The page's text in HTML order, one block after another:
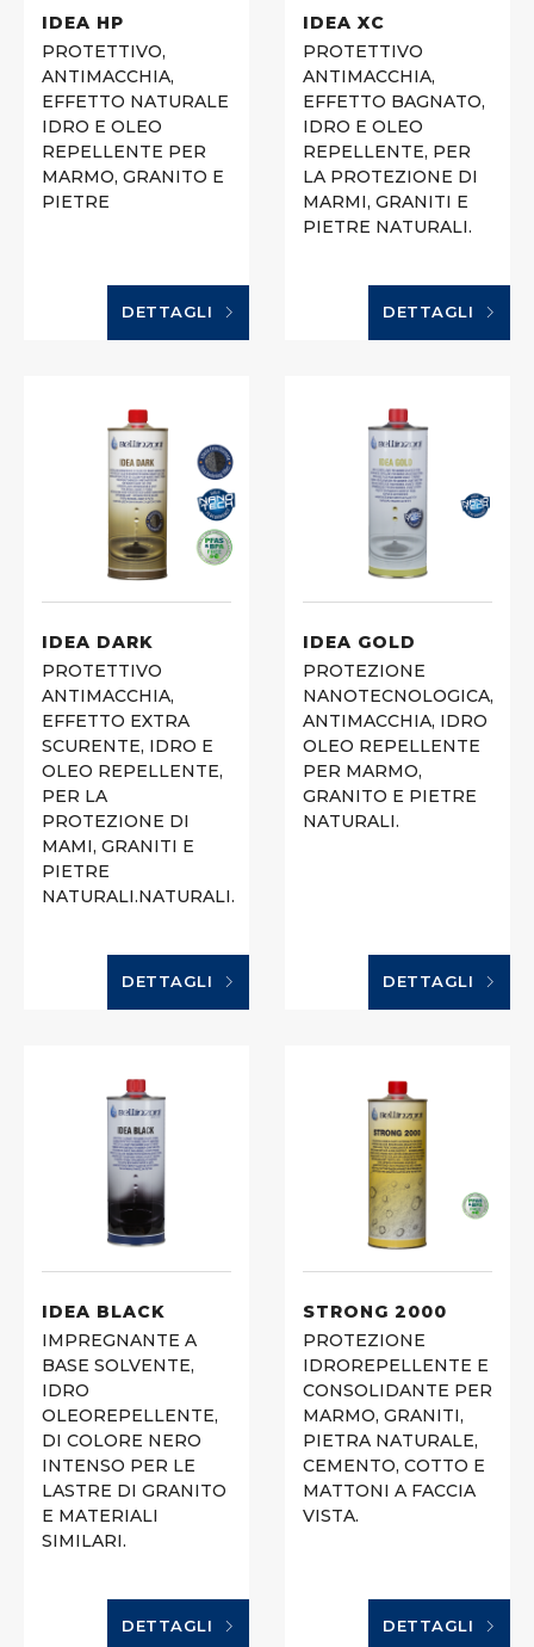
IDEA HP
PROTETTIVO,
ANTIMACCHIA,
EFFETTO NATURALE
IDRO E OLEO
REPELLENTE PER
MARMO, GRANITO E
PIETRE
DETTAGLI
IDEA XC
PROTETTIVO
ANTIMACCHIA,
EFFETTO BAGNATO,
IDRO E OLEO
REPELLENTE, PER
LA PROTEZIONE DI
MARMI, GRANITI E
PIETRE NATURALI.
DETTAGLI
IDEA DARK
PROTETTIVO
ANTIMACCHIA,
EFFETTO EXTRA
SCURENTE, IDRO E
OLEO REPELLENTE,
PER LA
PROTEZIONE DI
MAMI, GRANITI E
PIETRE
NATURALI.NATURALI.
DETTAGLI
IDEA GOLD
PROTEZIONE
NANOTECNOLOGICA,
ANTIMACCHIA, IDRO
OLEO REPELLENTE
PER MARMO,
GRANITO E PIETRE
NATURALI.
DETTAGLI
IDEA BLACK
IMPREGNANTE A
BASE SOLVENTE,
IDRO
OLEOREPELLENTE,
DI COLORE NERO
INTENSO PER LE
LASTRE DI GRANITO
E MATERIALI
SIMILARI.
DETTAGLI
STRONG 2000
PROTEZIONE
IDROREPELLENTE E
CONSOLIDANTE PER
MARMO, GRANITI,
PIETRA NATURALE,
CEMENTO, COTTO E
MATTONI A FACCIA
VISTA.
DETTAGLI